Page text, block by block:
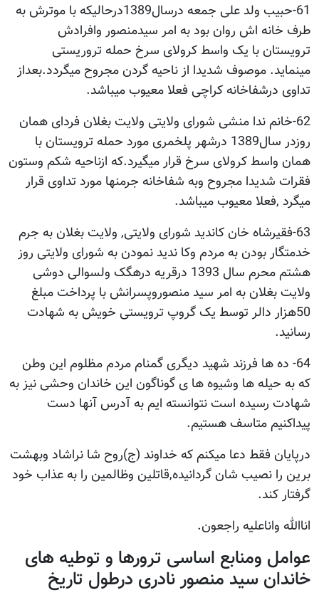
61-حبیب ولد علی جمعه درسال1389درحالیکه با موترش به
طرف خانه اش روان بود به امر سیدمنصور وافرادش
ترویستان با یک واسط کرولای سرخ حمله تروریستی
مینماید. موصوف شدیدا از ناحیه گردن مجروح میگردد.بعداز
تداوی درشفاخانه کراچی فعلا معیوب میباشد.
62-خانم ندا منشی شورای ولایتی ولایت بغلان فردای همان
روزدر سال1389 درشهر پلخمری مورد حمله ترویستان با
همان واسط کرولای سرخ قرار میگیرد.که ازناحیه شکم وستون
فقرات شدیدا مجروح وبه شفاخانه جرمنها مورد تداوی قرار
میگرد ,فعلا معیوب میباشد.
63-فقیرشاه خان کاندید شورای ولایتی, ولایت بغلان به جرم
خدمتگار بودن به مردم وکا ندید نمودن به شورای ولایتی روز
هشتم محرم سال 1393 درقریه درهگک ولسوالی دوشی
ولایت بغلان به امر سید منصوروپسرانش با پرداخت مبلغ
50هزار دالر توسط یک گروپ ترویستی خویش به شهادت
رسانید.
64- ده ها فرزند شهید دیگری گمنام مردم مظلوم این وطن
که به حیله ها وشیوه ها ی گوناگون این خاندان وحشی نیز به
شهادت رسیده است نتوانسته ایم به آدرس آنها دست
پیداکنیم متاسف هستیم.
درپایان فقط دعا میکنم که خداوند (ج)روح شا نراشاد وبهشت
برین را نصیب شان گردانیده,قاتلین وظالمین را به عذاب خود
گرفتار کند.
اناالله واناعلیه راجعون.
عوامل ومنابع اساسی ترورها و توطیه های
خاندان سید منصور نادری درطول تاریخ